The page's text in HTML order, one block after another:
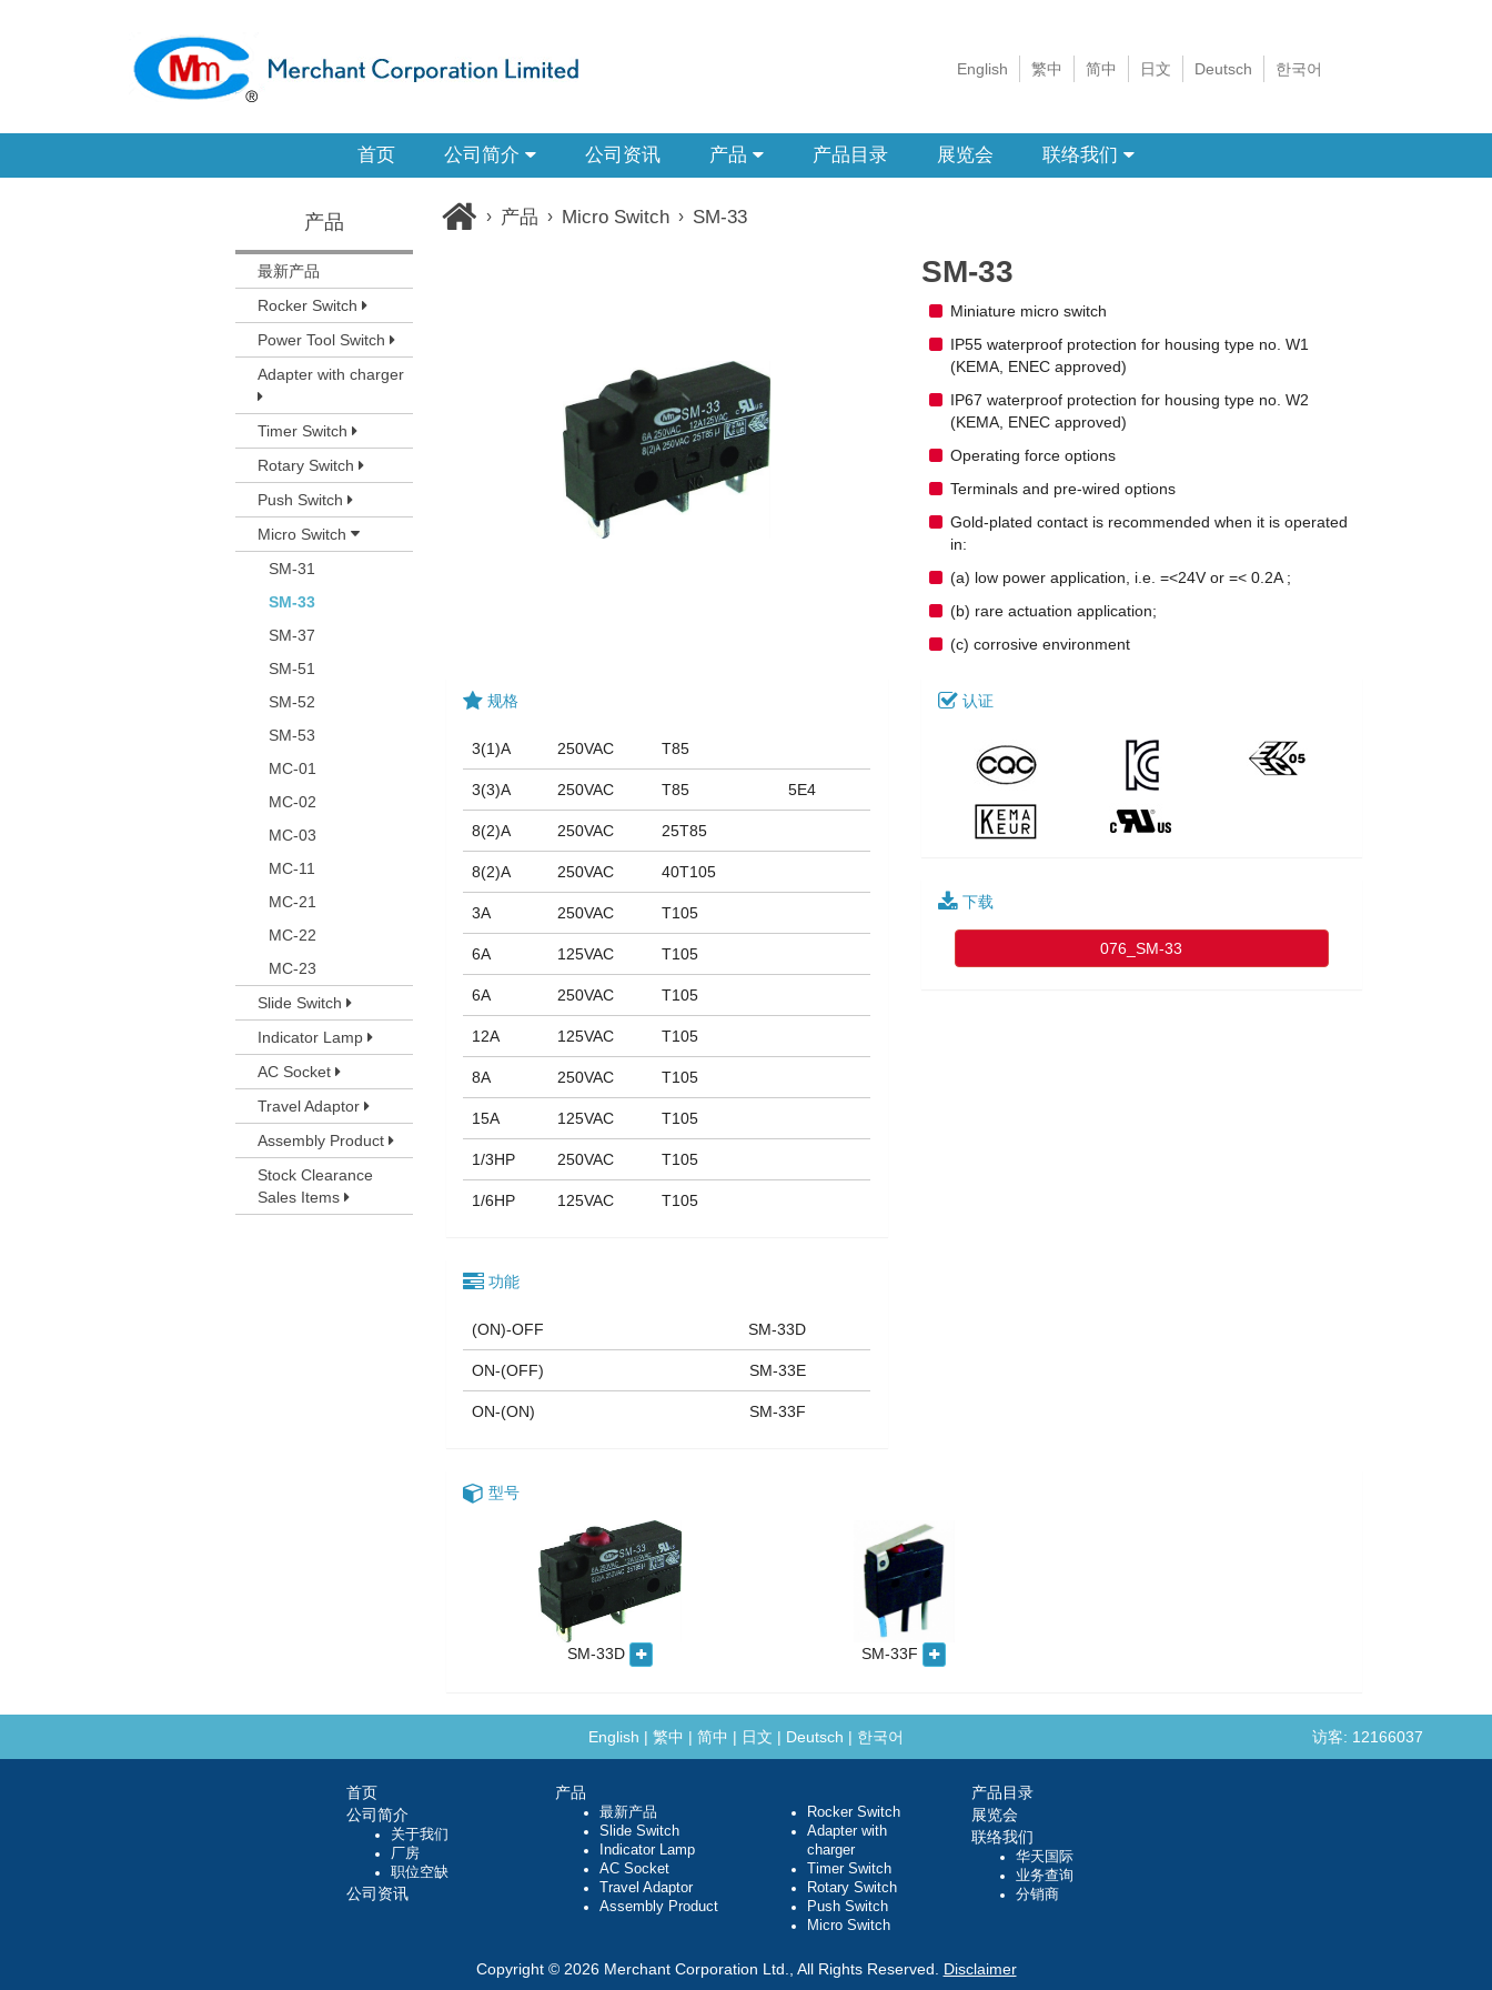
English 繁中 简中 日文 Deutsch 한국어
首页 公司简介 公司资讯 产品 产品目录 展览会 联络我们
产品
最新产品
Rocker Switch
Power Tool Switch
Adapter with charger
Timer Switch
Rotary Switch
Push Switch
Micro Switch
SM-31
SM-33
SM-37
SM-51
SM-52
SM-53
MC-01
MC-02
MC-03
MC-11
MC-21
MC-22
MC-23
Slide Switch
Indicator Lamp
AC Socket
Travel Adaptor
Assembly Product
Stock Clearance
Sales Items
› 产品 › Micro Switch › SM-33
SM-33
Miniature micro switch
IP55 waterproof protection for housing type no. W1
(KEMA, ENEC approved)
IP67 waterproof protection for housing type no. W2
(KEMA, ENEC approved)
Operating force options
Terminals and pre-wired options
Gold-plated contact is recommended when it is operated
in:
(a) low power application, i.e. =<24V or =< 0.2A ;
(b) rare actuation application;
(c) corrosive environment
规格
3(1)A 250VAC T85
3(3)A 250VAC T85 5E4
8(2)A 250VAC 25T85
8(2)A 250VAC 40T105
3A 250VAC T105
6A 125VAC T105
6A 250VAC T105
12A 125VAC T105
8A 250VAC T105
15A 125VAC T105
1/3HP 250VAC T105
1/6HP 125VAC T105
功能
(ON)-OFF SM-33D
ON-(OFF) SM-33E
ON-(ON) SM-33F
认证
下载
076_SM-33
型号
SM-33D SM-33F
English | 繁中 | 简中 | 日文 | Deutsch | 한국어 访客: 12166037
首页
公司简介
关于我们
厂房
职位空缺
公司资讯
产品
最新产品
Slide Switch
Indicator Lamp
AC Socket
Travel Adaptor
Assembly Product
Rocker Switch
Adapter with
charger
Timer Switch
Rotary Switch
Push Switch
Micro Switch
产品目录
展览会
联络我们
华天国际
业务查询
分销商
Copyright © 2026 Merchant Corporation Ltd., All Rights Reserved. Disclaimer